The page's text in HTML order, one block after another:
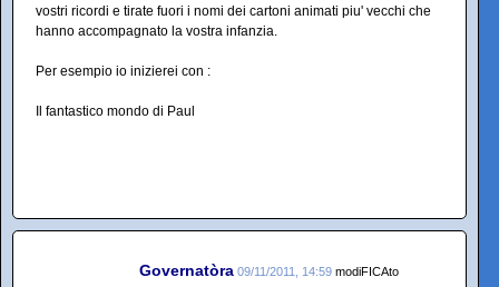
vostri ricordi e tirate fuori i nomi dei cartoni animati piu' vecchi che
hanno accompagnato la vostra infanzia.
Per esempio io inizierei con :
Il fantastico mondo di Paul
Governatòra 09/11/2011, 14:59 modiFICAto